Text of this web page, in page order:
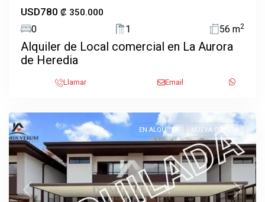
USD780 ₡ 350.000
0 1 56 m2
Alquiler de Local comercial en La Aurora
de Heredia
Llamar Email
Heredia,
Previous Next
EN ALQUILER NUEVA OFERTA